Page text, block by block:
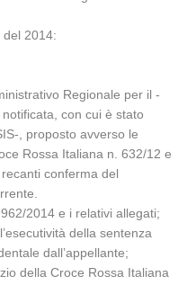
2014:
Regionale per il -
con cui è stato
, proposto avverso le
Rossa Italiana n. 632/12 e
conferma del
2014 e i relativi allegati;
della sentenza
dall’appellante;
della Croce Rossa Italiana